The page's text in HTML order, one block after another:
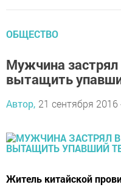
ОБЩЕСТВО
Мужчина застрял
вытащить
Автор, 21 сентября 2016
Житель китайской